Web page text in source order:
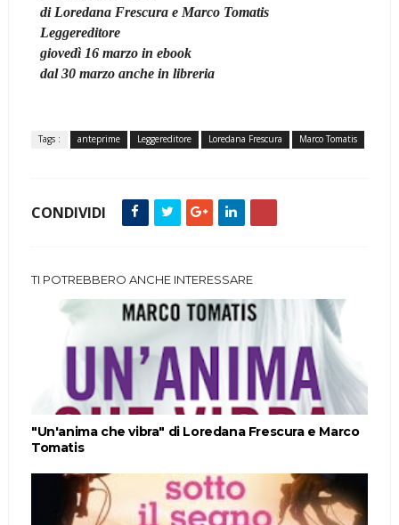
di Loredana Frescura e Marco Tomatis
Leggereditore
giovedì 16 marzo in ebook
dal 30 marzo anche in libreria
Tags : anteprime Leggereditore Loredana Frescura Marco Tomatis
CONDIVIDI
TI POTREBBERO ANCHE INTERESSARE
"Un'anima che vibra" di Loredana Frescura e Marco
Tomatis